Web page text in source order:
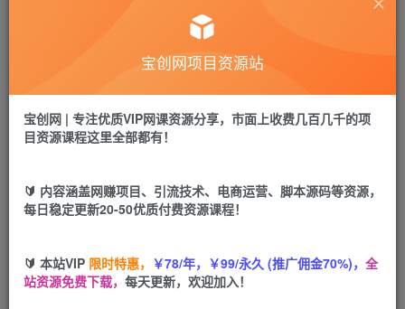
宝币9.9 宝币 19.9
立即购买
宝创网项目资源站
宝创网 | 专注优质VIP网课资源分享，市面上收费几百几千的项
目资源课程这里全部都有！
🔰 内容涵盖网赚项目、引流技术、电商运营、脚本源码等资源，
每日稳定更新20-50优质付费资源课程！
🔰 本站VIP 限时特惠， ￥78/年，￥99/永久 (推广佣金70%)， 全
站资源免费下载， 每天更新，欢迎加入！